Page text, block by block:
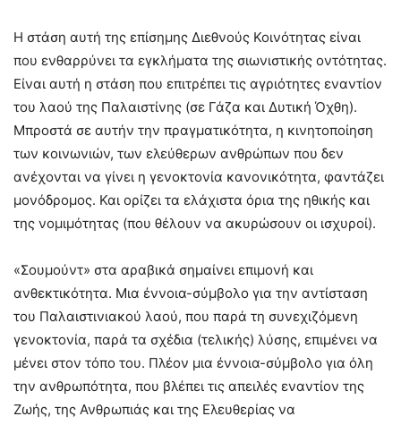
Η στάση αυτή της επίσημης Διεθνούς Κοινότητας είναι
που ενθαρρύνει τα εγκλήματα της σιωνιστικής οντότητας.
Είναι αυτή η στάση που επιτρέπει τις αγριότητες εναντίον
του λαού της Παλαιστίνης (σε Γάζα και Δυτική Όχθη).
Μπροστά σε αυτήν την πραγματικότητα, η κινητοποίηση
των κοινωνιών, των ελεύθερων ανθρώπων που δεν
ανέχονται να γίνει η γενοκτονία κανονικότητα, φαντάζει
μονόδρομος. Και ορίζει τα ελάχιστα όρια της ηθικής και
της νομιμότητας (που θέλουν να ακυρώσουν οι ισχυροί).
«Σουμούντ» στα αραβικά σημαίνει επιμονή και
ανθεκτικότητα. Μια έννοια-σύμβολο για την αντίσταση
του Παλαιστινιακού λαού, που παρά τη συνεχιζόμενη
γενοκτονία, παρά τα σχέδια (τελικής) λύσης, επιμένει να
μένει στον τόπο του. Πλέον μια έννοια-σύμβολο για όλη
την ανθρωπότητα, που βλέπει τις απειλές εναντίον της
Ζωής, της Ανθρωπιάς και της Ελευθερίας να